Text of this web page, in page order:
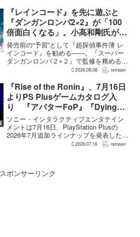
が高くなる補正がかかる。前作『ドラゴ
ンクエストモンスターズ...
『レインコード』を先に遊ぶと
『ダンガンロンパ2×2』が「100
倍面白くなる」。小高和剛氏がプ
レイをおすすめ
発売前の“予習”として『超探偵事件簿 レ
インコード』を勧める――。『スーパー
ダンガンロンパ２×２』で監修を務める小
高和剛氏が、そんなメッセージをファン
ューでの発言で、小高氏は「先に『レイ
ンコー...
2026.08.08 remoon
『Rise of the Ronin』、7月16日
よりPS Plusゲームカタログ入
り 『アバターFoP』『Dying
Light』なども順次配信
ソニー・インタラクティブエンタテイン
メントは7月16日、PlayStation Plusの
2026年7月追加ラインナップを発表した。
幕末の日本を舞台とするTeam NINJAのオ
2026.07.16 remoon
スポンサーリンク